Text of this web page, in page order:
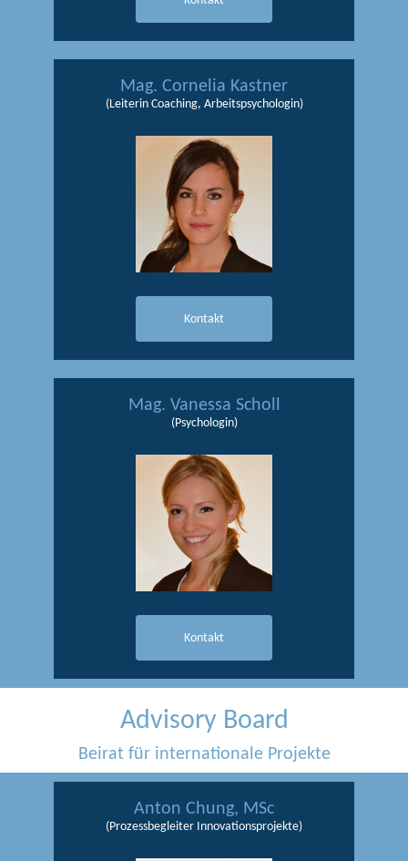
Mag. Cornelia Kastner
(Leiterin Coaching, Arbeitspsychologin)
Kontakt
Mag. Vanessa Scholl
(Psychologin)
Kontakt
Advisory Board
Beirat für internationale Projekte
Anton Chung, MSc
(Prozessbegleiter Innovationsprojekte)